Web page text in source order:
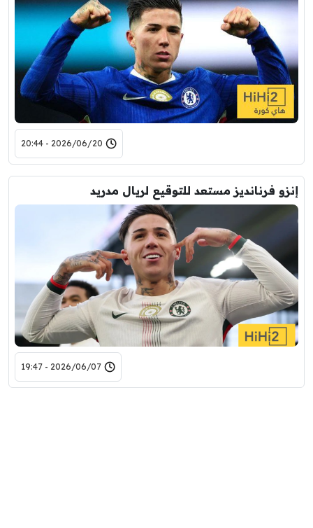
2026/06/20 - 20:44
إنزو فرنانديز مستعد للتوقيع لريال مدريد
2026/06/07 - 19:47